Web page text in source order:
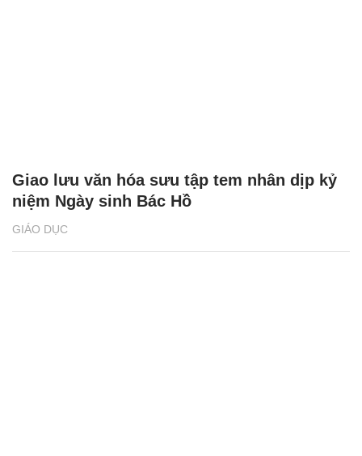
GIÁO DỤC
Giao lưu văn hóa sưu tập tem nhân dịp kỷ
niệm Ngày sinh Bác Hồ